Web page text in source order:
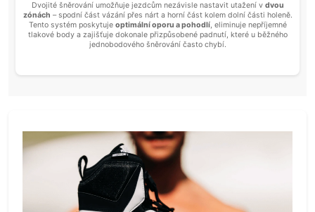
Dvojité šněrování umožňuje jezdcům nezávisle nastavit utažení v dvou
zónách – spodní část vázání přes nárt a horní část kolem dolní části holeně.
Tento systém poskytuje optimální oporu a pohodlí, eliminuje nepříjemné
tlakové body a zajišťuje dokonale přizpůsobené padnutí, které u běžného
jednobodového šněrování často chybí.